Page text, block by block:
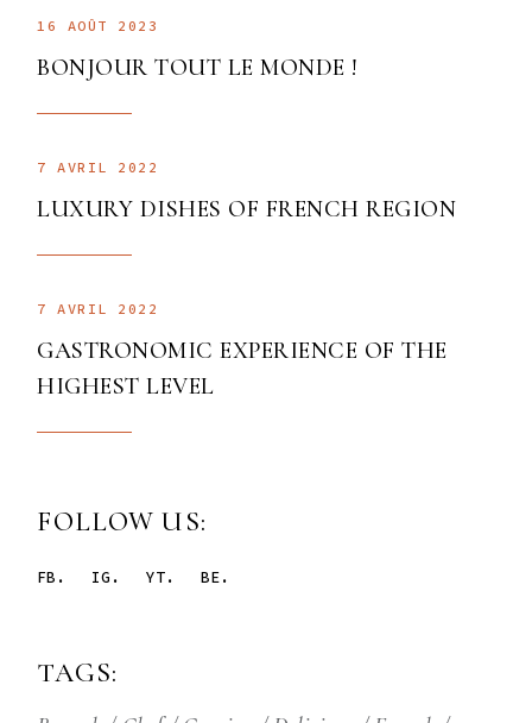
16 AOÛT 2023
BONJOUR TOUT LE MONDE !
7 AVRIL 2022
LUXURY DISHES OF FRENCH REGION
7 AVRIL 2022
GASTRONOMIC EXPERIENCE OF THE
HIGHEST LEVEL
FOLLOW US:
FB. IG. YT. BE.
TAGS: